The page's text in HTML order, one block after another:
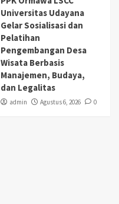
Universitas Udayana
Gelar Sosialisasi dan
Pelatihan
Pengembangan Desa
Wisata Berbasis
Manajemen, Budaya,
dan Legalitas
admin Agustus 6, 2026 0